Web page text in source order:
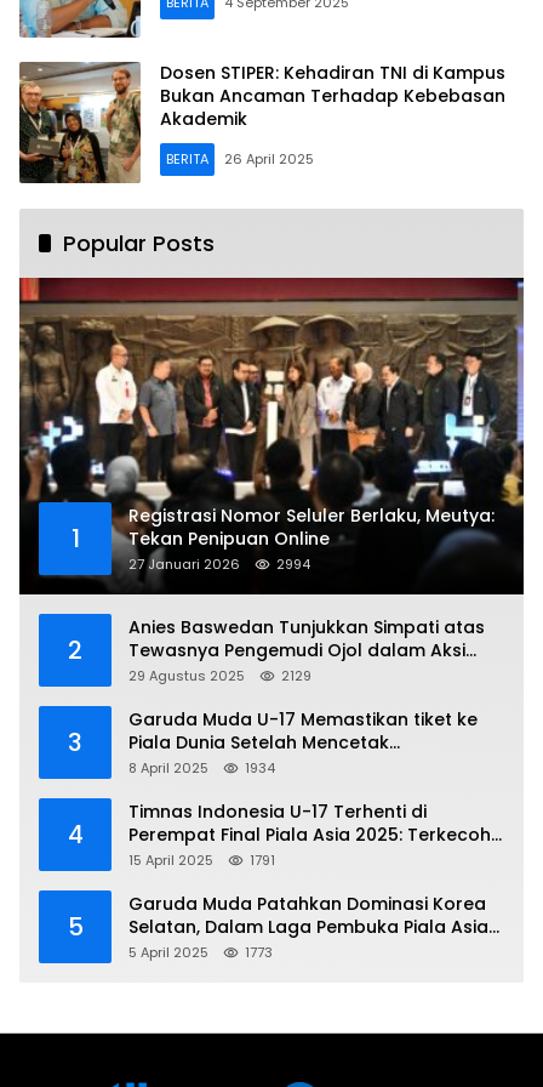
Dosen STIPER: Kehadiran TNI di Kampus
Bukan Ancaman Terhadap Kebebasan
Akademik
BERITA 26 April 2025
Popular Posts
1
Registrasi Nomor Seluler Berlaku, Meutya:
Tekan Penipuan Online
27 Januari 2026 2994
2
Anies Baswedan Tunjukkan Simpati atas
Tewasnya Pengemudi Ojol dalam Aksi
Demo
29 Agustus 2025 2129
3
Garuda Muda U-17 Memastikan tiket ke
Piala Dunia Setelah Mencetak
Kemenangan Gemilang atas Yaman 4-1 di
8 April 2025 1934
4
Timnas Indonesia U-17 Terhenti di
Perempat Final Piala Asia 2025: Terkecoh
Korea Utara
15 April 2025 1791
5
Garuda Muda Patahkan Dominasi Korea
Selatan, Dalam Laga Pembuka Piala Asia
2025 U-17
5 April 2025 1773